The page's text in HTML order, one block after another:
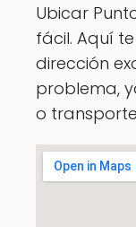
Ubicar
fácil. Aquí
dirección
problema,
o